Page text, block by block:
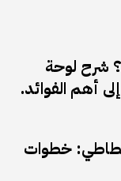
شرح لوحة
خطوات